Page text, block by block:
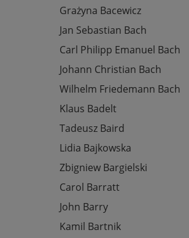
Grażyna Bacewicz
Jan Sebastian Bach
Carl Philipp Emanuel Bach
Johann Christian Bach
Wilhelm Friedemann Bach
Klaus Badelt
Tadeusz Baird
Lidia Bajkowska
Zbigniew Bargielski
Carol Barratt
John Barry
Kamil Bartnik